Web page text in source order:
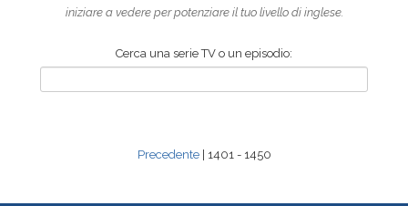
iniziare a vedere per potenziare il tuo livello di inglese.
Cerca una serie TV o un episodio:
Precedente| 1401 - 1450